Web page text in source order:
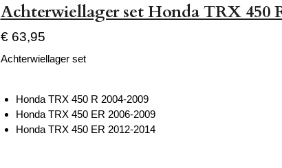
Achterwiellager set Honda TRX 450
€ 63,95
Achterwiellager set
Honda TRX 450 R 2004-2009
Honda TRX 450 ER 2006-2009
Honda TRX 450 ER 2012-2014